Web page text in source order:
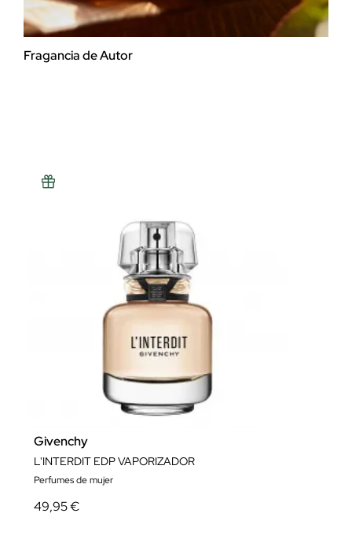
Fragancia de Autor
Givenchy
L'INTERDIT EDP VAPORIZADOR
Perfumes de mujer
49,95 €